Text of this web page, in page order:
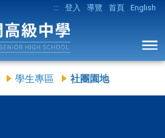
::: 登入 導覽 首頁 English
學生專區 社團園地